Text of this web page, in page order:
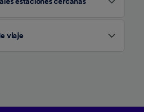
viaje